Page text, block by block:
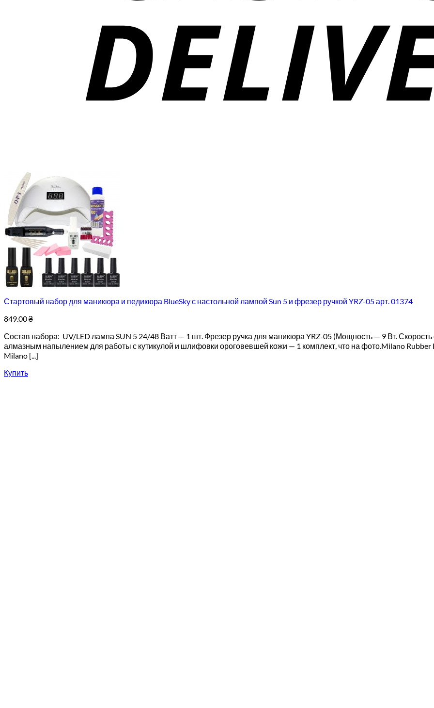
Стартовый набор для маникюра и педикюра BlueSky с настольной лампой Sun 5 и фрезер ручкой YRZ-05 арт. 01374
849.00₴
Состав набора: UV/LED лампа SUN 5 24/48 Ватт — 1 шт. Фрезер ручка для маникюра YRZ-05 (Мощность — 9 Вт.
алмазным напылением для работы с кутикулой и шлифовки ороговевшей кожи — 1 комплект, что на фото.Milano
Milano [...]
Купить